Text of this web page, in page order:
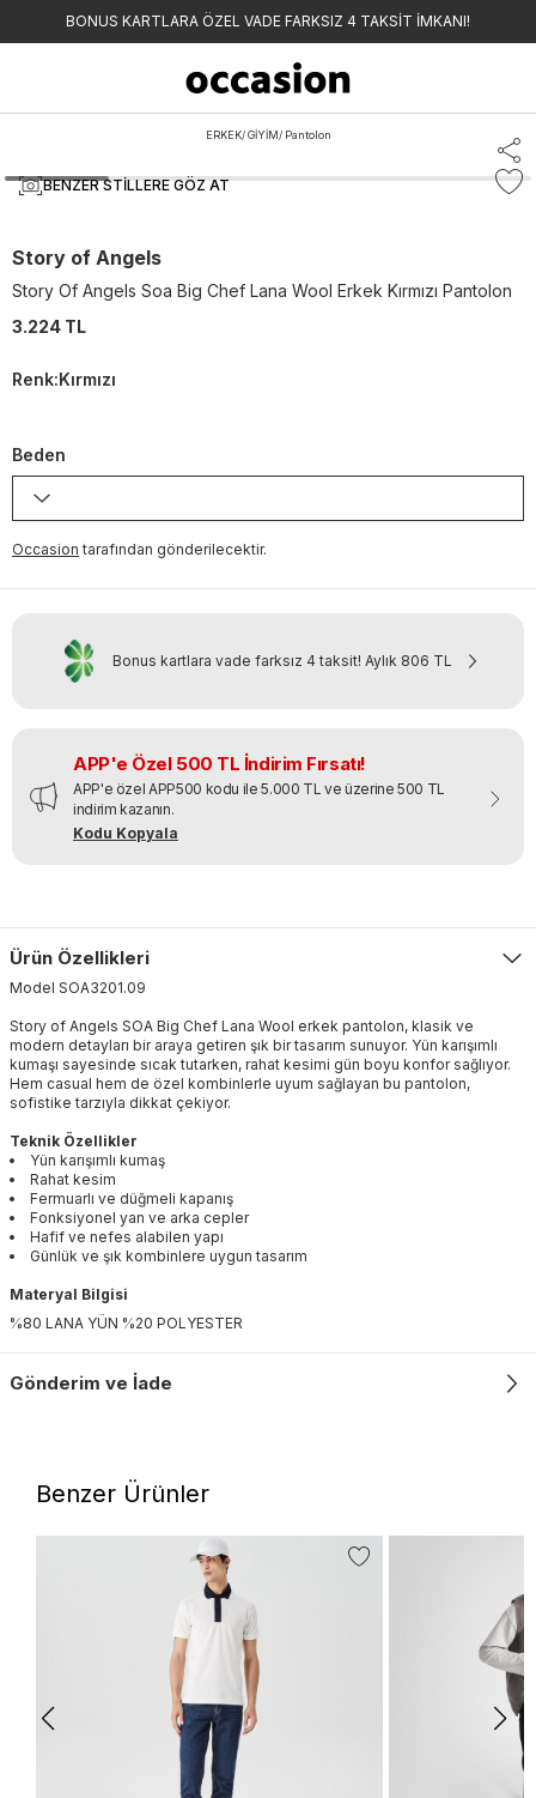
BONUS KARTLARA ÖZEL VADE FARKSIZ 4 TAKSİT İMKANI!
ERKEK/ GİYİM/ Pantolon
BENZER STILLERE GÖZ AT
Story of Angels
Story Of Angels Soa Big Chef Lana Wool Erkek Kırmızı Pantolon
3.224 TL
Renk:Kırmızı
Beden
Occasion tarafından gönderilecektir.
Bonus kartlara vade farksız 4 taksit! Aylık 806 TL
APP'e Özel 500 TL İndirim Fırsatı!
APP'e özel APP500 kodu ile 5.000 TL ve üzerine 500 TL
indirim kazanın.
Kodu Kopyala
Ürün Özellikleri
Model SOA3201.09
Story of Angels SOA Big Chef Lana Wool erkek pantolon, klasik ve
modern detayları bir araya getiren şık bir tasarım sunuyor. Yün karışımlı
kumaşı sayesinde sıcak tutarken, rahat kesimi gün boyu konfor sağlıyor.
Hem casual hem de özel kombinlerle uyum sağlayan bu pantolon,
sofistike tarzıyla dikkat çekiyor.
Teknik Özellikler
Yün karışımlı kumaş
Rahat kesim
Fermuarlı ve düğmeli kapanış
Fonksiyonel yan ve arka cepler
Hafif ve nefes alabilen yapı
Günlük ve şık kombinlere uygun tasarım
Materyal Bilgisi
%80 LANA YÜN %20 POLYESTER
Gönderim ve İade
Benzer Ürünler